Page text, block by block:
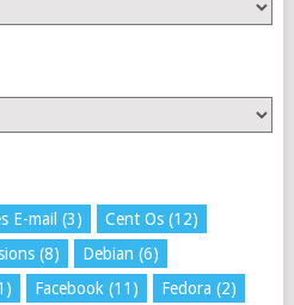
E-mail (3) Cent Os(12)
(8) Debian (6)
Facebook (11) Fedora (2)